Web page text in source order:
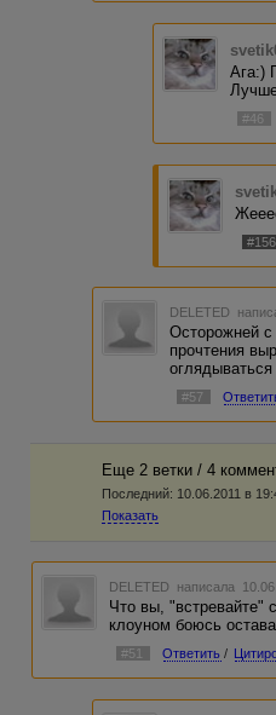
Ага:)
#46
#156
DELETED
Осторожней с
прочтения
оглядываться
#57
Еще 2 ветки / 4
Последний: 10.06.2011 в
Показать
DELETED написала
Что вы, "встревайте"
клоуном боюсь
#51 Ответить /